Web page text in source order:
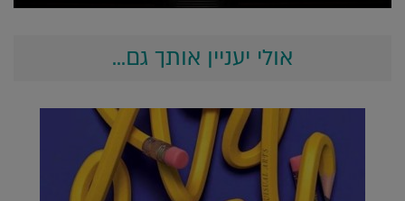
אולי יעניין אותך גם...